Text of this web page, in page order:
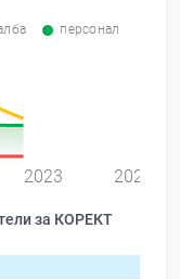
персонал
2023 2024
за КОРЕКТ